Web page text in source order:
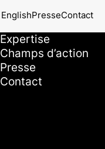
EnglishPresseContact
Notre équipe
Expertise
Champs d’action
Presse
Contact